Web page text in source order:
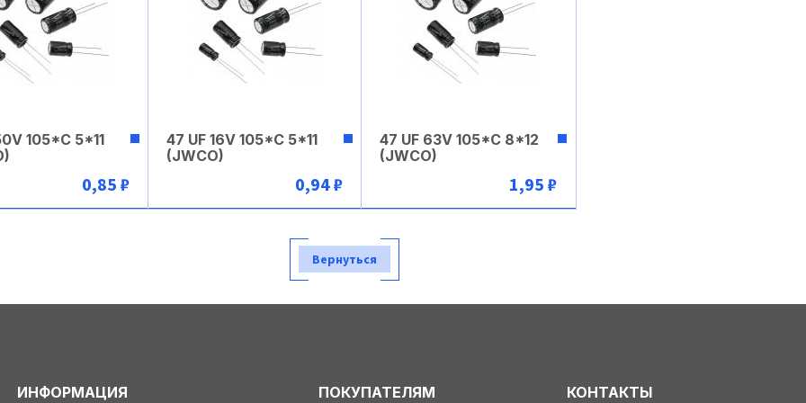
105*C 5*11
0,85 ₽
47 UF 16V 105*C 5*11
(JWCO)
0,94 ₽
47 UF 63V 105*C 8*12
(JWCO)
1,95 ₽
Вернуться
ИНФОРМАЦИЯ ПОКУПАТЕЛЯМ КОНТАКТЫ